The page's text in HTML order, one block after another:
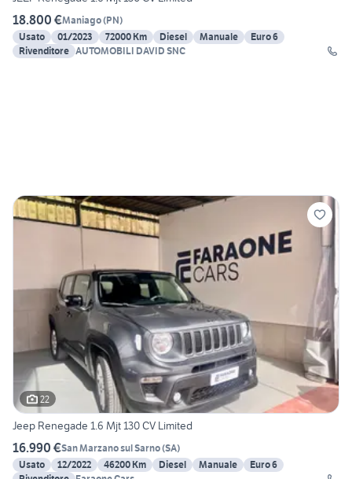
18.800 €Maniago(PN)
Usato
01/2023 72000 Km Diesel Manuale
Euro 6
Rivenditore AUTOMOBILI DAVID SNC
22
Jeep Renegade 1.6 Mjt 130 CV Limited
16.990 €San Marzano sul Sarno(SA)
Usato
12/2022 46200 Km Diesel Manuale
Euro 6